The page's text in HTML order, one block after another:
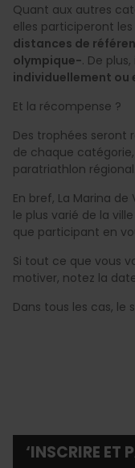
Quant aux autres
elles participeront
distances de
olympique-. De
individuellement ou
Et la récompense ?
Des trophées seront
de chaque
paratriathlon régional.
En bref, La Marina
le plus varié de la
que participant en
Si tout ce que vous
motiver, notez la
Dans tous les cas, le
‘INSCRIRE ET